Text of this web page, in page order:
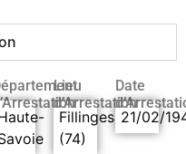
Lieu
d’Arrestation
Fillinges
(74)
Date
21/02/